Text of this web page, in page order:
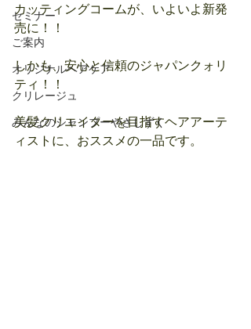
セミナー
ご案内
オリジナルヘアケア
クリレージュ
みんなのシャンプーやさしずく
カッティングコームが、いよいよ新発
売に！！
しかも、安心と信頼のジャパンクォリ
ティ！！
美髪クリエイターを目指すヘアアーテ
ィストに、おススメの一品です。